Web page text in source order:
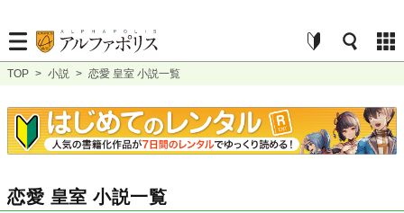
TOP > 小説 > 恋愛 皇室 小説一覧
恋愛 皇室 小説一覧